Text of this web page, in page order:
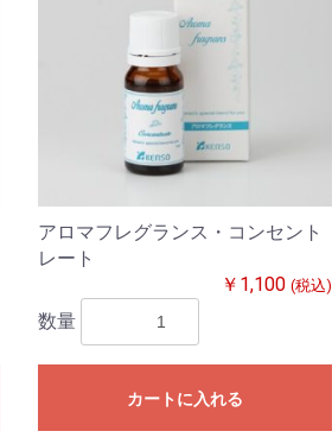
アロマフレグランス・コンセント
レート
￥1,100 (税込)
数量
カートに入れる